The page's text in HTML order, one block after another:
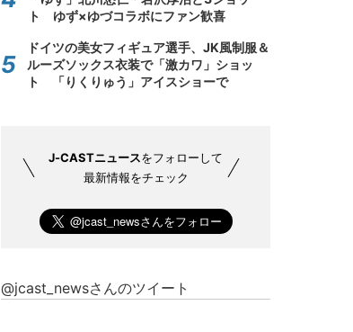
ト ゆず×ゆづコラボにファン歓喜
ドイツの美女フィギュア選手、JK風制服＆
ルーズソックス衣装で「激カワ」ショッ
ト 「りくりゅう」アイスショーで
J-CASTニュースをフォローして
最新情報をチェック
@jcast_newsさんのツイート